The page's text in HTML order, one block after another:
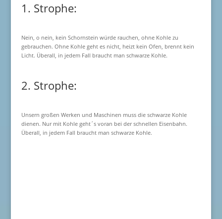
1. Strophe:
Nein, o nein, kein Schornstein würde rauchen, ohne Kohle zu
gebrauchen. Ohne Kohle geht es nicht, heizt kein Ofen, brennt kein
Licht. Überall, in jedem Fall braucht man schwarze Kohle.
2. Strophe:
Unsern großen Werken und Maschinen muss die schwarze Kohle
dienen. Nur mit Kohle geht´s voran bei der schnellen Eisenbahn.
Überall, in jedem Fall braucht man schwarze Kohle.